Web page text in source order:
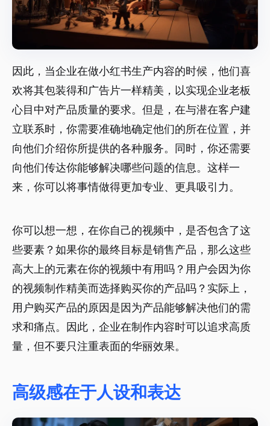
因此，当企业在做小红书生产内容的时候，他们喜
欢将其包装得和广告片一样精美，以实现企业老板
心目中对产品质量的要求。但是，在与潜在客户建
立联系时，你需要准确地确定他们的所在位置，并
向他们介绍你所提供的各种服务。同时，你还需要
向他们传达你能够解决哪些问题的信息。这样一
来，你可以将事情做得更加专业、更具吸引力。
你可以想一想，在你自己的视频中，是否包含了这
些要素？如果你的最终目标是销售产品，那么这些
高大上的元素在你的视频中有用吗？用户会因为你
的视频制作精美而选择购买你的产品吗？实际上，
用户购买产品的原因是因为产品能够解决他们的需
求和痛点。因此，企业在制作内容时可以追求高质
量，但不要只注重表面的华丽效果。
高级感在于人设和表达